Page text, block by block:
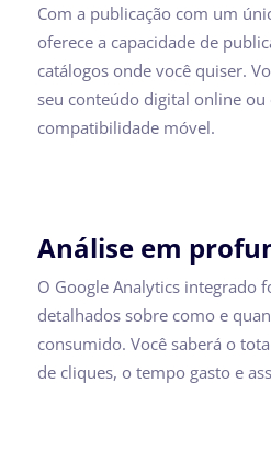
Com a publicação com um
oferece a capacidade de
catálogos onde você quiser.
seu conteúdo digital online
compatibilidade móvel.
Análise em
O Google Analytics integrado
detalhados sobre como e
consumido. Você saberá o
de cliques, o tempo gasto e